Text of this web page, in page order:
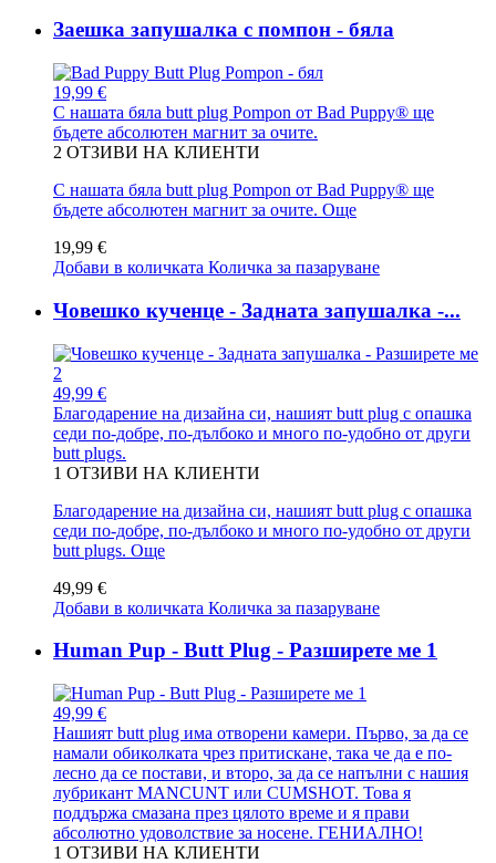
Заешка запушалка с помпон - бяла
19,99 €
С нашата бяла butt plug Pompon от Bad Puppy® ще
бъдете абсолютен магнит за очите.
2 ОТЗИВИ НА КЛИЕНТИ
С нашата бяла butt plug Pompon от Bad Puppy® ще
бъдете абсолютен магнит за очите. Още
19,99 €
Добави в количката Количка за пазаруване
Човешко кученце - Задната запушалка -...
49,99 €
Благодарение на дизайна си, нашият butt plug с опашка
седи по-добре, по-дълбоко и много по-удобно от други
butt plugs.
1 ОТЗИВИ НА КЛИЕНТИ
Благодарение на дизайна си, нашият butt plug с опашка
седи по-добре, по-дълбоко и много по-удобно от други
butt plugs. Още
49,99 €
Добави в количката Количка за пазаруване
Human Pup - Butt Plug - Разширете ме 1
49,99 €
Нашият butt plug има отворени камери. Първо, за да се
намали обиколката чрез притискане, така че да е по-
лесно да се постави, и второ, за да се напълни с нашия
лубрикант MANCUNT или CUMSHOT. Това я
поддържа смазана през цялото време и я прави
абсолютно удоволствие за носене. ГЕНИАЛНО!
1 ОТЗИВИ НА КЛИЕНТИ